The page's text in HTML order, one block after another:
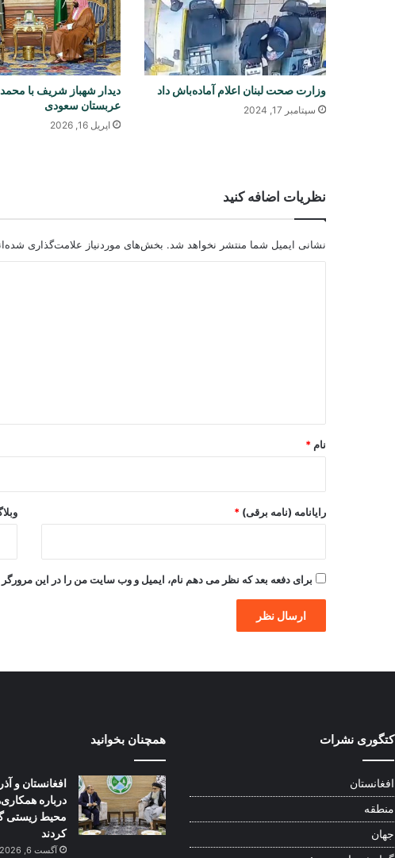
وزارت صحت لبنان اعلام آماده‌باش داد
سپتامبر 17, 2024
دیدار شهباز شریف با
عربستان سعودی
اپریل 16, 2026
نظریات اضافه کنید
نشانی ایمیل شما منتشر نخواهد شد. بخش‌های موردنیاز علامت‌گذاری
نام *
رایانامه (نامه برقی) *
برای دفعه بعد که نظر می دهم نام، ایمیل و وب سایت من را در این مرورگر
کتگوری نشرات
افغانستان
منطقه
جهان
همچنان بخوانید
افغانستان و
درباره
محیط زیستی
کردند
آگست 6, 2026